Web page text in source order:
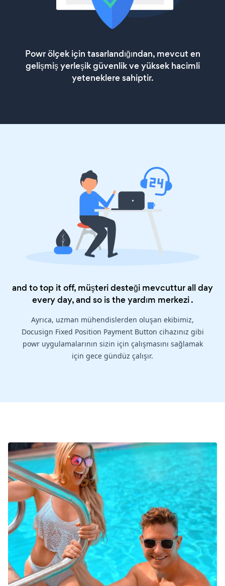
Powr ölçek için tasarlandığından, mevcut en
gelişmiş yerleşik güvenlik ve yüksek hacimli
yeteneklere sahiptir.
and to top it off, müşteri desteği mevcuttur all day
every day, and so is theyardım merkezi.
Ayrıca, uzman mühendislerden oluşan ekibimiz,
Docusign Fixed Position Payment Button cihazınız gibi
powr uygulamalarının sizin için çalışmasını sağlamak
için gece gündüz çalışır.